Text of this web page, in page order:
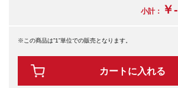
小計： ￥-
※この商品は”1”単位での販売となります。
カートに入れる